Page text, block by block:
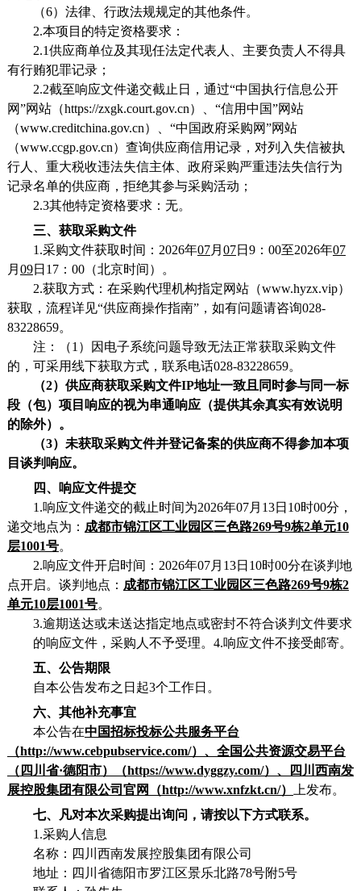
（6）法律、行政法规规定的其他条件。
2.本项目的特定资格要求：
2.1供应商单位及其现任法定代表人、主要负责人不得具
有行贿犯罪记录；
2.2截至响应文件递交截止日，通过“中国执行信息公开
网”网站（https://zxgk.court.gov.cn）、 “信用中国”网站
（www.creditchina.gov.cn）、 “中国政府采购网”网站
（www.ccgp.gov.cn）查询供应商信用记录，对列入失信被执
行人、重大税收违法失信主体、政府采购严重违法失信行为
记录名单的供应商，拒绝其参与采购活动；
2.3其他特定资格要求：无。
三、获取采购文件
1.采购文件获取时间：2026年07月 07日 9：00至2026年07
月 09日 17：00（北京时间）。
2.获取方式：在采购代理机构指定网站（www.hyzx.vip）
获取，流程详见“供应商操作指南”，如有问题请咨询028-
83228659。
注：（1）因电子系统问题导致无法正常获取采购文件
的，可采用线下获取方式，联系电话028-83228659。
（2）供应商获取采购文件IP地址一致且同时参与同一标
段（包）项目响应的视为串通响应（提供其余真实有效说明
的除外）。
（3）未获取采购文件并登记备案的供应商不得参加本项
目谈判响应。
四、响应文件提交
1.响应文件递交的截止时间为2026年07月 13日 10时00分，
递交地点为： 成都市锦江区工业园区三色路269号9栋2单元10
层1001号。
2.响应文件开启时间：2026年07月 13日 10时00分在谈判地
点开启。谈判地点： 成都市锦江区工业园区三色路269号9栋2
单元10层1001号。
3.逾期送达或未送达指定地点或密封不符合谈判文件要求
的响应文件，采购人不予受理。 4.响应文件不接受邮寄。
五、公告期限
自本公告发布之日起3个工作日。
六、其他补充事宜
本公告在中国招标投标公共服务平台
（http://www.cebpubservice.com/）、全国公共资源交易平台
（四川省·德阳市）（https://www.dyggzy.com/）、四川西南发
展控股集团有限公司官网（http://www.xnfzkt.cn/）
上发布。
七、凡对本次采购提出询问，请按以下方式联系。
1.采购人信息
名称：四川西南发展控股集团有限公司
地址：四川省德阳市罗江区景乐北路78号附5号